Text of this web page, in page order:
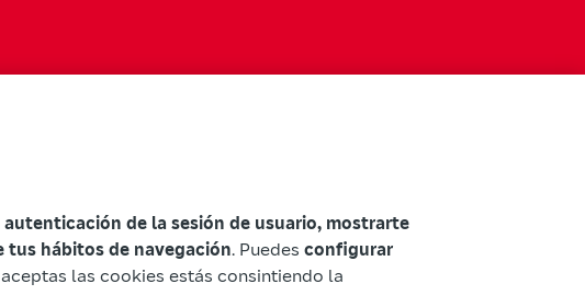
de la sesión de usuario, mostrarte
tus hábitos de navegación. Puedes configurar
las cookies estás consintiendo la